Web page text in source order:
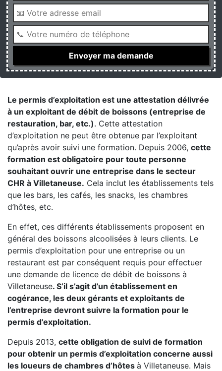
Le permis d’exploitation est une attestation délivrée
à un exploitant de débit de boissons (entreprise de
restauration, bar, etc.). Cette attestation
d’exploitation ne peut être obtenue par l’exploitant
qu’après avoir suivi une formation. Depuis 2006, cette
formation est obligatoire pour toute personne
souhaitant ouvrir une entreprise dans le secteur
CHR à Villetaneuse. Cela inclut les établissements tels
que les bars, les cafés, les snacks, les chambres
d’hôtes, etc.
En effet, ces différents établissements proposent en
général des boissons alcoolisées à leurs clients. Le
permis d’exploitation pour une entreprise ou un
restaurant est par conséquent requis pour effectuer
une demande de licence de débit de boissons à
Villetaneuse. S’il s’agit d’un établissement en
cogérance, les deux gérants et exploitants de
l’entreprise devront suivre la formation pour le
permis d’exploitation.
Depuis 2013, cette obligation de suivi de formation
pour obtenir un permis d’exploitation concerne aussi
les loueurs de chambres d’hôtes à Villetaneuse. Mais